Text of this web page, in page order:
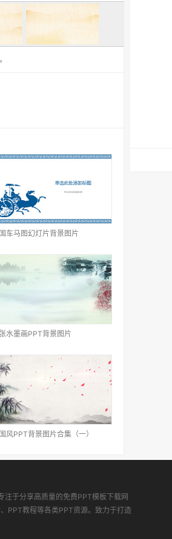
车马图幻灯片背景图片
水墨画PPT背景图片
风PPT背景图片合集（一）
于分享高质量的免费PPT模板下载网
PPT教程等各类PPT资源。致力于打造